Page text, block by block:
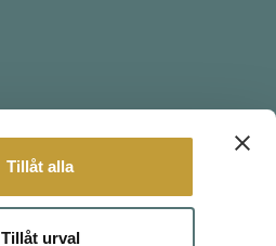
Tillåt alla
Tillåt urval